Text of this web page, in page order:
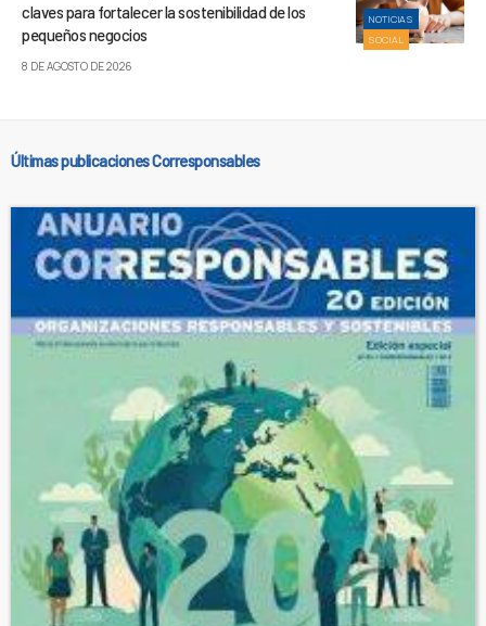
NOTICIAS
SOCIAL
claves para fortalecer la sostenibilidad de los
pequeños negocios
8 DE AGOSTO DE 2026
Últimas publicaciones Corresponsables